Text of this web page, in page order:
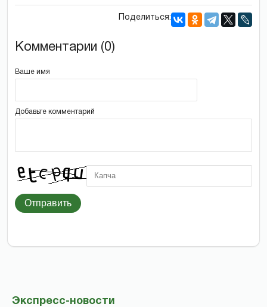
Экспресс-новости
Поделиться:
Комментарии (0)
Ваше имя
Добавьте комментарий
Отправить